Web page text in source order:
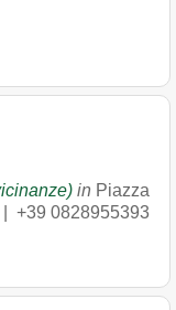
in Piazza
+39 0828955393